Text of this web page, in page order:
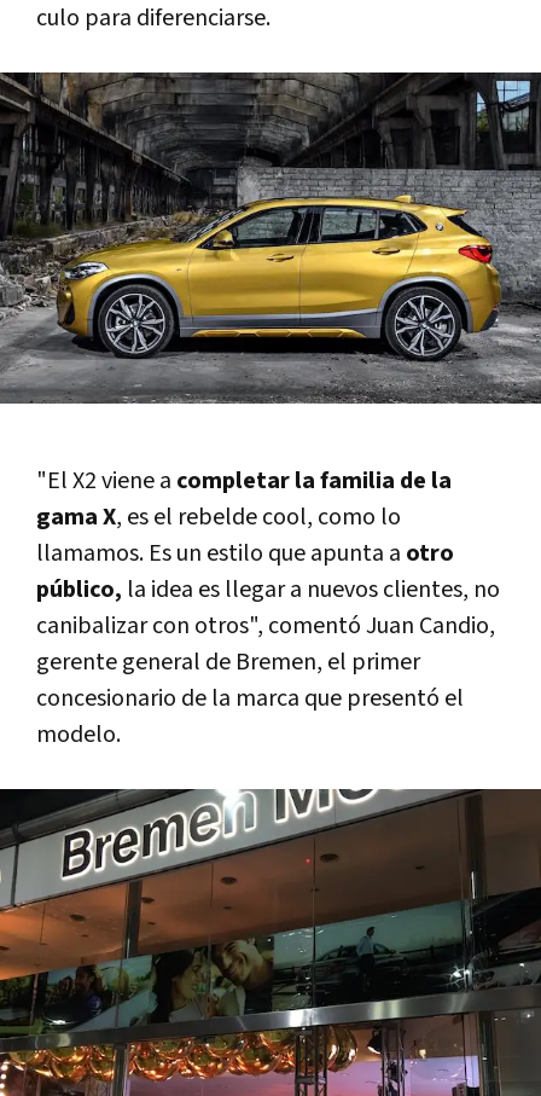
culo para diferenciarse.
"El X2 viene a completar la familia de la
gama X, es el rebelde cool, como lo
llamamos. Es un estilo que apunta a otro
público, la idea es llegar a nuevos clientes, no
canibalizar con otros", comentó Juan Candio,
gerente general de Bremen, el primer
concesionario de la marca que presentó el
modelo.